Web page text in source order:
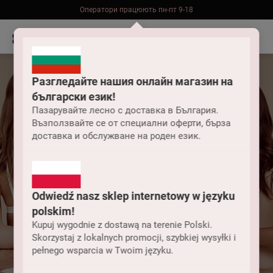
Разгледайте нашия онлайн магазин на
български език!
Пазарувайте лесно с доставка в България.
Възползвайте се от специални оферти, бърза
доставка и обслужване на роден език.
Odwiedź nasz sklep internetowy w języku
polskim!
Kupuj wygodnie z dostawą na terenie Polski.
Skorzystaj z lokalnych promocji, szybkiej wysyłki i
pełnego wsparcia w Twoim języku.
Оператори працюють пн-пт 9-18
Безкоштовна доставка до складу НП замовлень від 2000 грн
Як можна
використати бонуси?